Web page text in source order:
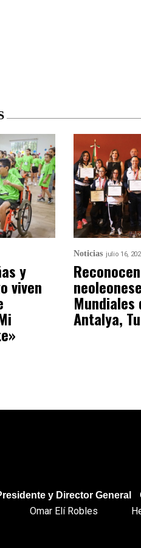
y
viven
Noticias julio 16,
Mundiales
Antalya,
y Director General
Omar Elí Robles